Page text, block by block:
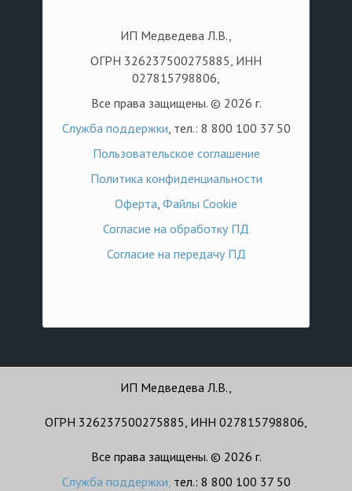
ИП Медведева Л.В.,
ОГРН 326237500275885, ИНН
027815798806,
Все права защищены. © 2026 г.
Служба поддержки, тел.: 8 800 100 37 50
Пользовательское соглашение
Политика конфиденциальности
Оферта, Файлы Cookie
Согласие на обработку ПД
Согласие на передачу ПД
ИП Медведева Л.В.,
ОГРН 326237500275885, ИНН 027815798806,
Все права защищены. © 2026 г.
Служба поддержки, тел.: 8 800 100 37 50